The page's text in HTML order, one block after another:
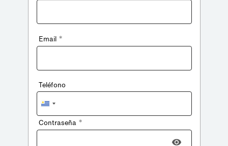
Email *
Teléfono
Uruguay
+598
Contraseña *